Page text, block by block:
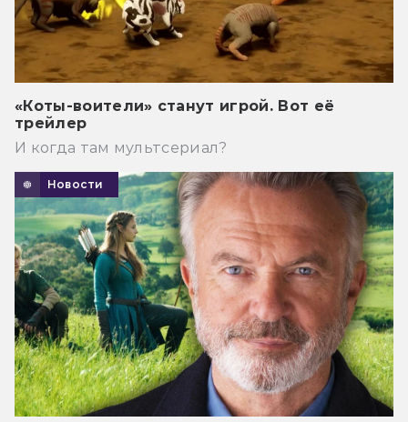
«Коты-воители» станут игрой. Вот её
трейлер
И когда там мультсериал?
Новости